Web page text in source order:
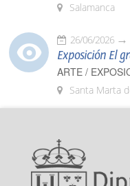
Salamanca
26/06/2026
Exposición El
ARTE /
Santa Marta